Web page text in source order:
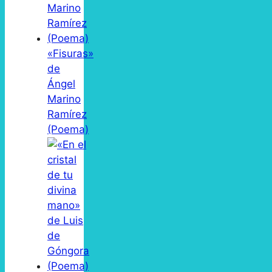
«Fisuras»
de
Ángel
Marino
Ramírez
(Poema)